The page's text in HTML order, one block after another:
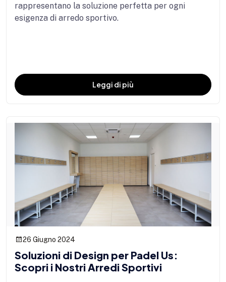
rappresentano la soluzione perfetta per ogni
esigenza di arredo sportivo.
Leggi di più
26 Giugno 2024
Soluzioni di Design per Padel Us:
Scopri i Nostri Arredi Sportivi